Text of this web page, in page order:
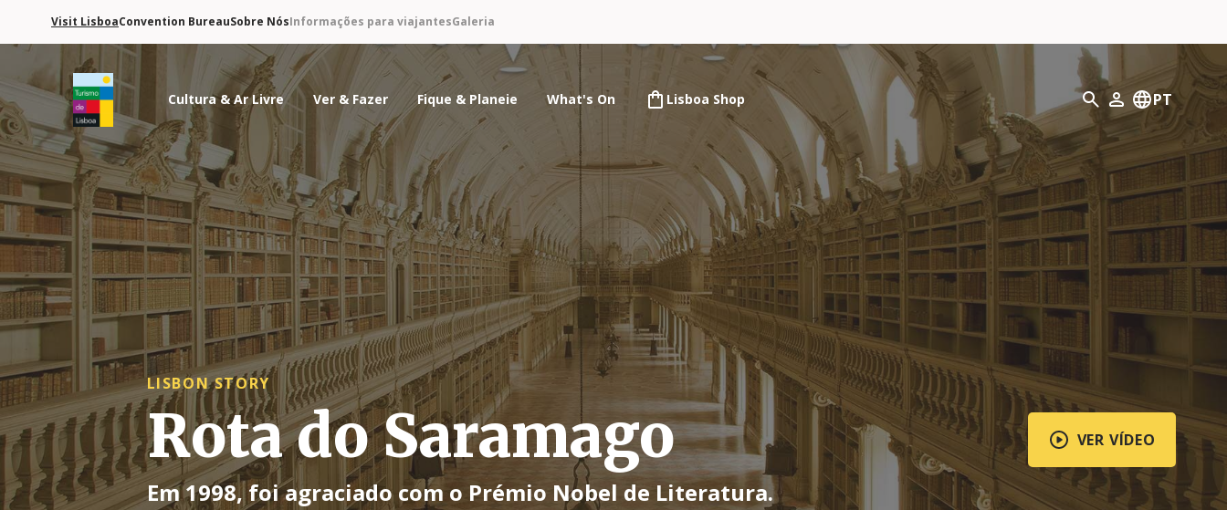
Visit LisboaConvention BureauSobre NósInformações para viajantesGaleria
Logo do Turismo de Lisboa
Cultura & Ar Livre Ver & Fazer Fique & Planeie What's On Lisboa Shop Pesquisar
O meu perfil
PT
LISBON STORY
Rota do Saramago
Em 1998, foi agraciado com o Prémio Nobel de Literatura.
VER VÍDEO